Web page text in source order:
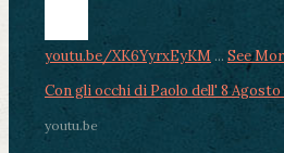
youtu.be/XK6YyrxEyKM ... See
Con gli occhi di Paolo dell' 8 Agosto
youtu.be